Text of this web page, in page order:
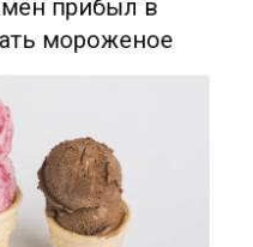
мороженое